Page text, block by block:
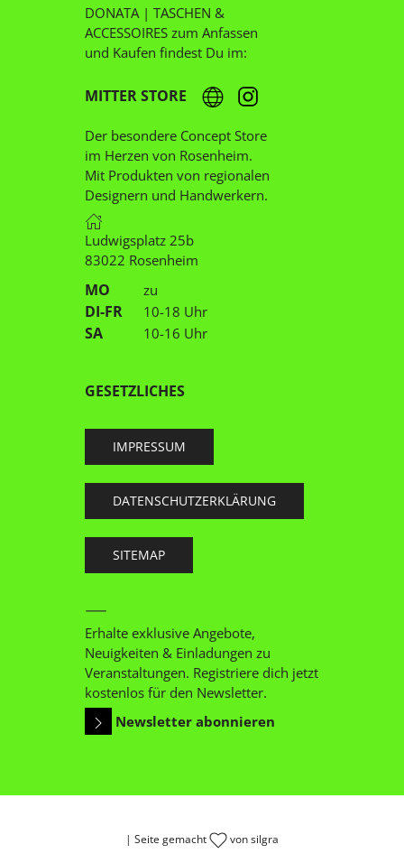
DONATA | TASCHEN &
ACCESSOIRES zum Anfassen
und Kaufen findest Du im:
MITTER STORE
Der besondere Concept Store
im Herzen von Rosenheim.
Mit Produkten von regionalen
Designern und Handwerkern.
Ludwigsplatz 25b
83022 Rosenheim
MO zu
DI-FR 10-18 Uhr
SA 10-16 Uhr
GESETZLICHES
IMPRESSUM
DATENSCHUTZERKLÄRUNG
SITEMAP
Erhalte exklusive Angebote,
Neuigkeiten & Einladungen zu
Veranstaltungen. Registriere dich jetzt
kostenlos für den Newsletter.
Newsletter abonnieren
| Seite gemacht vonsilgra